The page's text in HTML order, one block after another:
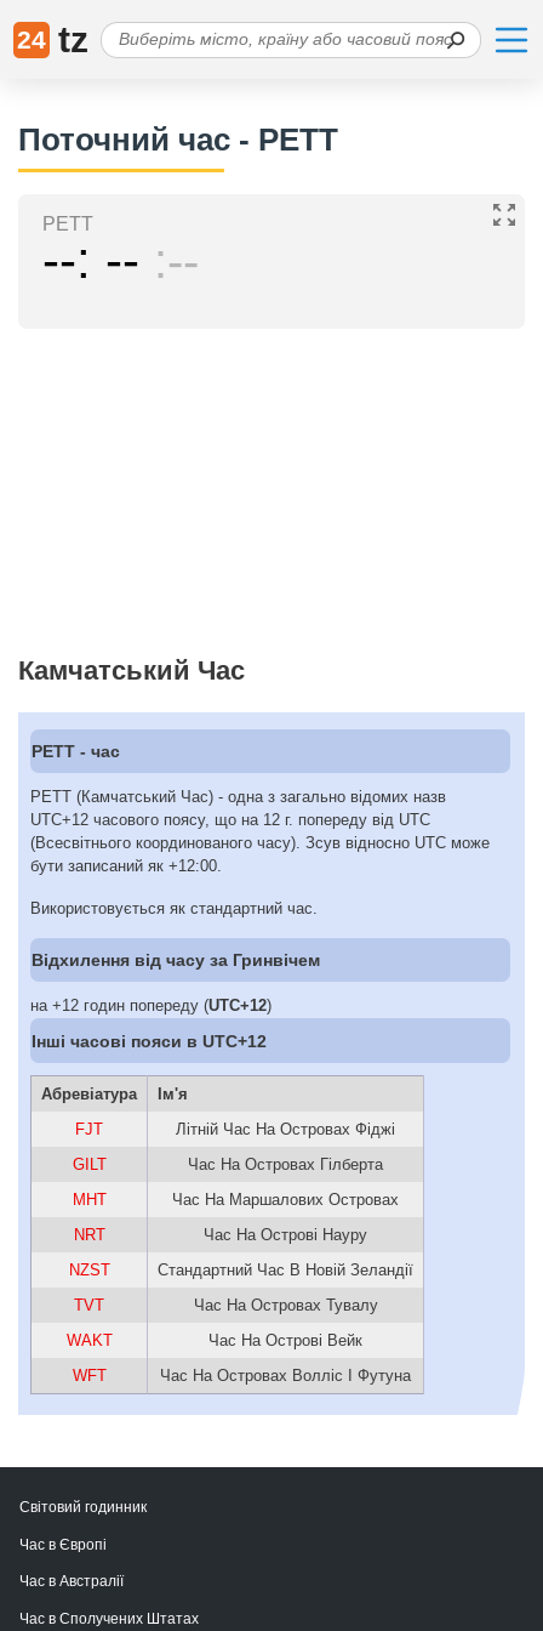
24 tz
Поточний час - PETT
PETT
-- -- --
Камчатський Час
PETT - час
PETT (Камчатський Час) - одна з загально відомих назв
UTC+12 часового поясу, що на 12 г. попереду від UTC
(Всесвітнього координованого часу). Зсув відносно UTC може
бути записаний як +12:00.
Використовується як стандартний час.
Відхилення від часу за Гринвічем
на +12 годин попереду (UTC+12)
Інші часові пояси в UTC+12
Абревіатура
Ім'я
FJT
Літній Час На Островах Фіджі
GILT
Час На Островах Гілберта
MHT
Час На Маршалових Островах
NRT
Час На Острові Науру
NZST
Стандартний Час В Новій Зеландії
TVT
Час На Островах Тувалу
WAKT
Час На Острові Вейк
WFT
Час На Островах Волліс І Футуна
Світовий годинник
Час в Європі
Час в Австралії
Час в Сполучених Штатах